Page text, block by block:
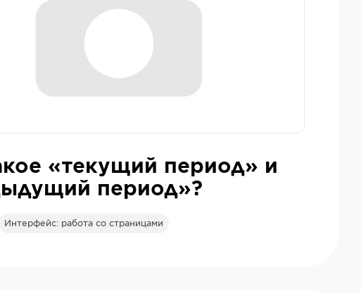
«текущий период» и
период»?
Интерфейс: работа со страницами